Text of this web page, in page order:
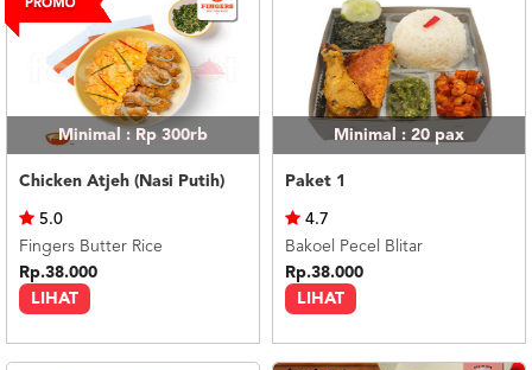
CALL
CENTER
LOGIN
DAFTARMinimal : Rp 300rb
Chicken Atjeh (Nasi Putih)
LIHAT
5.0
Fingers Butter Rice
Rp.38.000
Minimal : 20 pax
Paket 1
LIHAT
4.7
Bakoel Pecel Blitar
Rp.38.000